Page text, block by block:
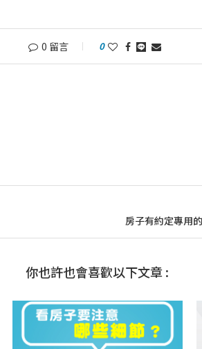
0 留言 0
房子有約定專用
你也許也會喜歡以下文章 :